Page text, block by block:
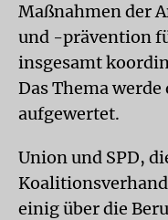
Maßnahmen der
und -prävention
insgesamt
Das Thema
aufgewertet.
Union und SPD,
einig über die